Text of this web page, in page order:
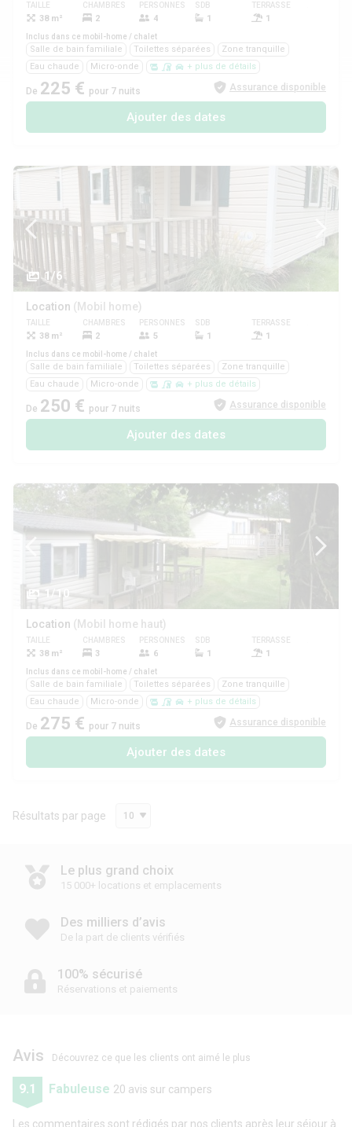
TAILLE
38 m²
CHAMBRES
2
PERSONNES
4
SDB
1
TERRASSE
1
Inclus dans ce mobil-home / chalet
Salle de bain familiale Toilettes séparées
Zone tranquille
Eau chaude
Micro-onde + plus de détails
De 225 € pour 7 nuits Assurance disponible
Ajouter des dates
1/6
Location (Mobil home)
TAILLE
38 m²
CHAMBRES
2
PERSONNES
5
SDB
1
TERRASSE
1
Inclus dans ce mobil-home / chalet
Salle de bain familiale Toilettes séparées
Zone tranquille
Eau chaude
Micro-onde + plus de détails
De 250 € pour 7 nuits Assurance disponible
Ajouter des dates
1/10
Location (Mobil home haut)
TAILLE
38 m²
CHAMBRES
3
PERSONNES
6
SDB
1
TERRASSE
1
Inclus dans ce mobil-home / chalet
Salle de bain familiale Toilettes séparées
Zone tranquille
Eau chaude
Micro-onde + plus de détails
De 275 € pour 7 nuits Assurance disponible
Ajouter des dates
Résultats par page 10
Le plus grand choix
15 000+ locations et emplacements
Des milliers d’avis
De la part de clients vérifiés
100% sécurisé
Réservations et paiements
Avis Découvrez ce que les clients ont aimé le plus
9.1 Fabuleuse 20 avis sur campers
Les commentaires sont rédigés par nos clients après leur séjour à